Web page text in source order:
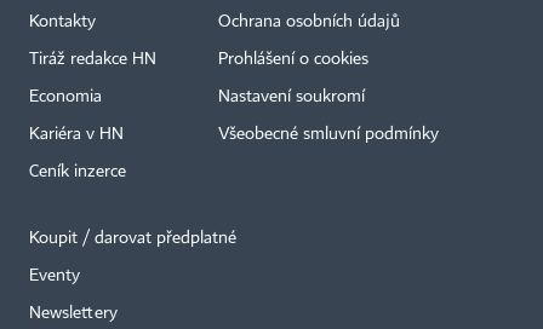
Kontakty
Tiráž redakce HN
Economia
Kariéra v HN
Ceník inzerce
Ochrana osobních údajů
Prohlášení o cookies
Nastavení soukromí
Všeobecné smluvní podmínky
Koupit / darovat předplatné
Eventy
Newslettery